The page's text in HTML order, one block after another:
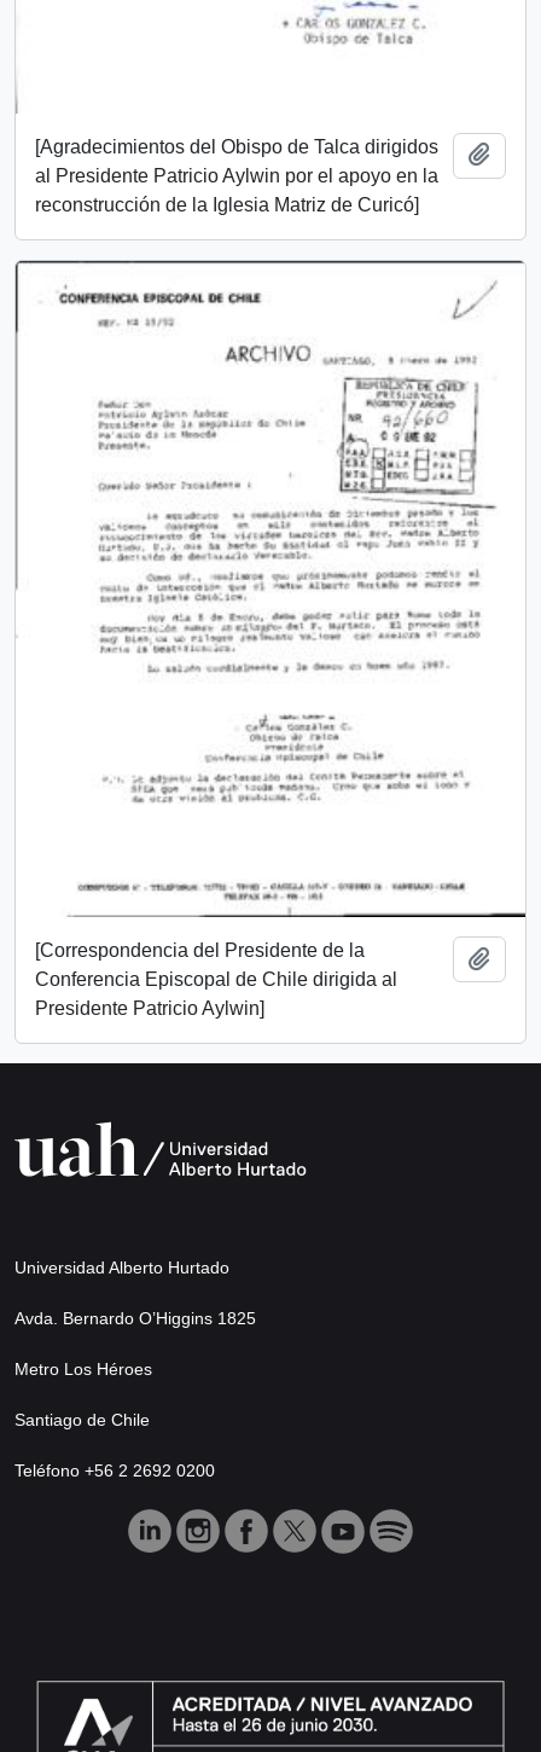
[Agradecimientos del Obispo de Talca dirigidos
al Presidente Patricio Aylwin por el apoyo en la
reconstrucción de la Iglesia Matriz de Curicó]
[Correspondencia del Presidente de la
Conferencia Episcopal de Chile dirigida al
Presidente Patricio Aylwin]
Universidad Alberto Hurtado
Avda. Bernardo O’Higgins 1825
Metro Los Héroes
Santiago de Chile
Teléfono +56 2 2692 0200